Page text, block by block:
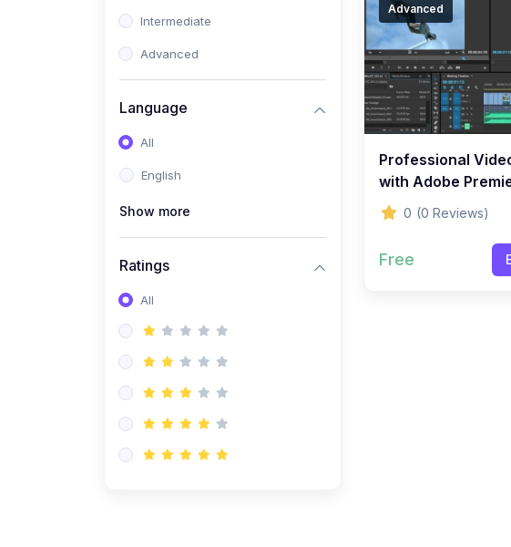
এমবিএ(ইংরেজি) (0)
এমবিএ(গণিত) (0)
বিবিএ(ইংরেজি)
বিবিএ(গণিত)
(0)
বিশ্ববিদ্যালয় (বাংলা)
Intermediate
Advanced
Language
All
English
Show more
Ratings
All
Advanced
Professional
with Adobe
0 (0 Reviews)
Free